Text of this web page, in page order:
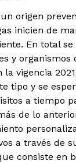
origen
inicien de
En total se
y organismos
la vigencia
tipo y se
a tiempo
de lo
a través de
consiste en